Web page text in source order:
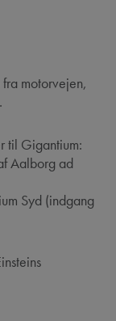
motorvejen,
til Gigantium:
Aalborg ad
Syd (indgang